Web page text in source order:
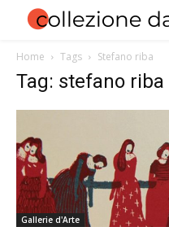
Home Tags Stefano riba
Tag: stefano riba
Gallerie d'Arte